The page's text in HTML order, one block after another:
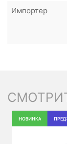
Импортер
НОВИНКА